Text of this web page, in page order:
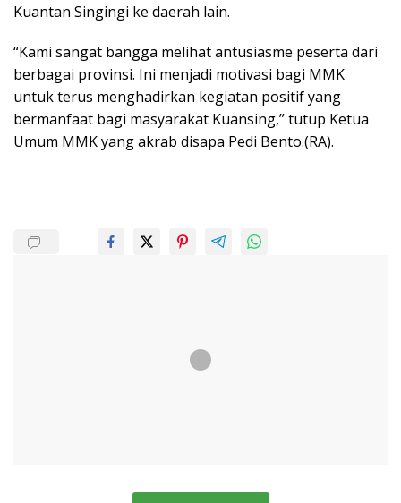
Kuantan Singingi ke daerah lain.
“Kami sangat bangga melihat antusiasme peserta dari
berbagai provinsi. Ini menjadi motivasi bagi MMK
untuk terus menghadirkan kegiatan positif yang
bermanfaat bagi masyarakat Kuansing,” tutup Ketua
Umum MMK yang akrab disapa Pedi Bento.(RA).